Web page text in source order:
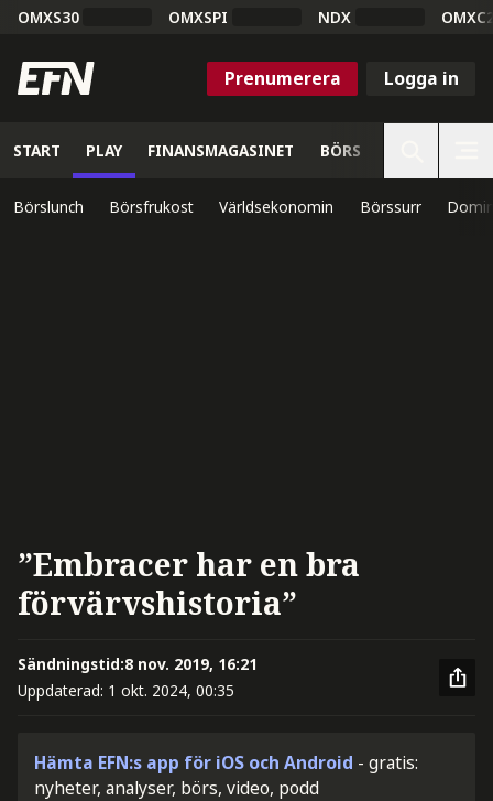
OMXS30 OMXSPI NDX
Prenumerera Logga in
START PLAY FINANSMAGASINET BÖRS
Börslunch Börsfrukost Världsekonomin Börssurr
”Embracer har en bra
förvärvshistoria”
Sändningstid:8 nov. 2019, 16:21
Uppdaterad: 1 okt. 2024, 00:35
Hämta EFN:s app för iOS och Android - gratis:
nyheter, analyser, börs, video, podd